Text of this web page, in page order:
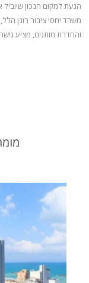
הגעת למקום הנכון
משרד יחסי ציבור רונן הלל,
והחדרת מותגים, מציע